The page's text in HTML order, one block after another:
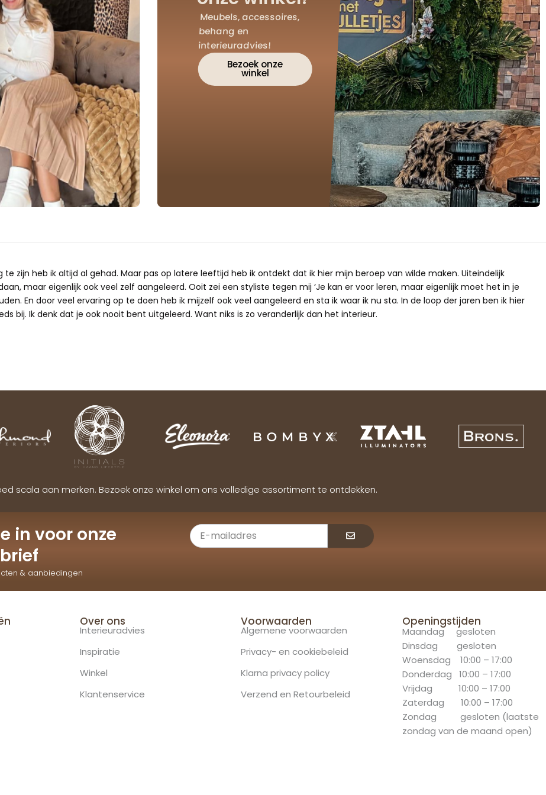
Meubels, accessoires,
behang en
interieuradvies!
Bezoek onze
winkel
zijn heb ik altijd al gehad. Maar pas op latere leeftijd heb ik ontdekt dat ik hier mijn beroep van wilde maken. Uiteindelijk
maar eigenlijk ook veel zelf aangeleerd. Ooit zei een styliste tegen mij ‘Je kan er voor leren, maar eigenlijk moet het in je
En door veel ervaring op te doen heb ik mijzelf ook veel aangeleerd en sta ik waar ik nu sta. In de loop der jaren ben ik hier
bij. Ik denk dat je ook nooit bent uitgeleerd. Want niks is zo veranderlijk dan het interieur.
scala aan merken. Bezoek onze winkel om ons volledige assortiment te ontdekken.
in voor onze
& aanbiedingen
Verzenden
Over ons
Interieuradvies
Inspiratie
Winkel
Klantenservice
Voorwaarden
Algemene voorwaarden
Privacy- en cookiebeleid
Klarna privacy policy
Verzend en Retourbeleid
Openingstijden
Maandag gesloten
Dinsdag gesloten
Woensdag 10:00 – 17:00
Donderdag 10:00 – 17:00
Vrijdag 10:00 – 17:00
Zaterdag 10:00 – 17:00
Zondag gesloten (laatste
zondag van de maand open)